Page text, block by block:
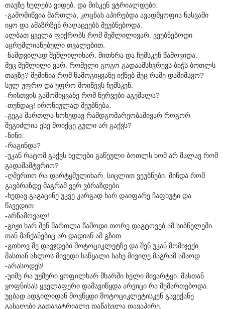
თავზე ხელებს ვიდებ. და მისკენ ვტრიალდები.
-გამომიწვია მართლა, კოცნას აპირებდა ავადმყოფია ნასვამი
იყო და ამაზრზენ რაღაცეებს მეუბნებოდა.
ალბათ ყველა ფიქრობს რომ შეშლილივარ. ვეუბნებოდი
აცრემლიანებული თვალებით.
-ნამდვილად შეშლილიხარ. მითხრა და ჩემსკენ წამოვიდა.
მეც შეშლილი ვარ. რომელი გოგო გადაამსხვრევს ბიჭს ბოთლს
თავზე? მეშინია რომ წამოგიყვანე იქნებ მეც რამე დამიშავო?
სულ უფრო და უფრო მოიწევს ჩემსკენ.
-რისთვის გამომიყვანე რომ ნერვები აგეშალა?
-თუნდაც! ირონიულად მეუბნება.
-გეგა მართლა ხოხედავ რამდგომარეობაშივარ როგორ
შეგიძლია ესე მოიქცე გული არ გაქვს?
-ნინი.
-რაგინდა?
-უკან რატომ გაქვს ხელები გაწეული ბოთლს ხომ არ მალავ რომ
გადამამტვრიო?
-ღმერთო რა დარტყმულიხარ, სიცლით ვეუბნები. მინდა რომ
გავბრაზდე მაგრამ ვერ ვბრაზდები.
-ხედავ გაგაცინე უკვე კარგად ხარ დაიფარე ჩაფხუტი და
წავედით.
-არწამოვალ!
-გიჟი ხარ შენ მართლა.წამოდი თორე დაგტოვებ ამ სიბნელეში
თან მანქანებიც არ დადიან ამ გზით.
-გთხოვ მე დავჯდები მოტოციკლეტზე და შენ უკან მომიჯექი.
მასთან ახლოს მივედი საწყალი სახე მივიღე მაგრამ ამაოდ.
-არასოდეს!
-უიმე რა უჟმური ყოფილხარ მხარში ხელი მივარტყი. მასთან
ყოფნისას ყველაფერი დამავიწყდა არვიცი რა მემართებოდა.
უცბად ადგილიდან მოვწყდი მოტოციკლეტისკენ გავექანე
გასაღები გადავატრიალე დაწასვლა დავაპირე.